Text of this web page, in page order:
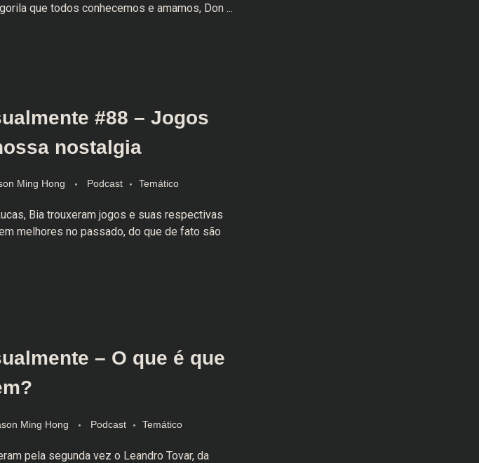
que todos conhecemos e amamos, Don ...
#88 – Jogos
nostalgia
Ming Hong Podcast Temático
Bia trouxeram jogos e suas respectivas
melhores no passado, do que de fato são
– O que é que
Ming Hong Podcast Temático
pela segunda vez o Leandro Tovar, da